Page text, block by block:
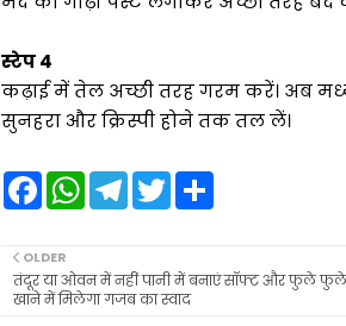
स्टेप 4
कढ़ाई में तेल अच्छी तरह गरम करें। अब
सुनहरा और क्रिस्पी होने तक तल लें।
F
a
b
o
o
W
A
p
T
e
r
a
T
e
r
S
OLDER
तंदूर या ओवन में नहीं पानी में बनाएं सॉफ्ट और फुले
खाने में मिलेगा गजब का स्वाद